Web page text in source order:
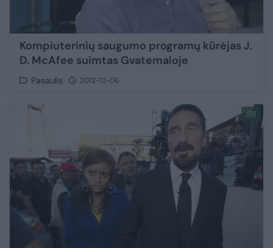
Kompiuterinių saugumo programų kūrėjas J.
D. McAfee suimtas Gvatemaloje
Pasaulis 2012-12-06
1